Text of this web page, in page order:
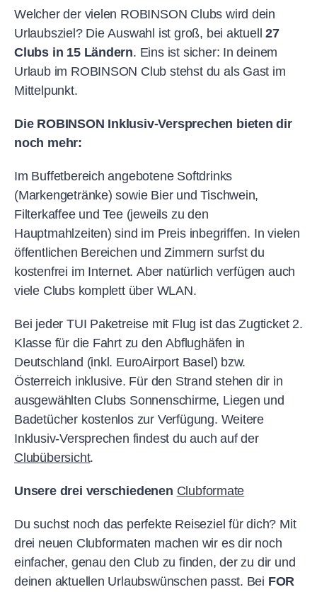
Welcher der vielen ROBINSON Clubs wird dein
Urlaubsziel? Die Auswahl ist groß, bei aktuell27
Clubs in 15 Ländern. Eins ist sicher: In deinem
Urlaub im ROBINSON Club stehst du als Gast im
Mittelpunkt.
Die ROBINSON Inklusiv-Versprechen bieten dir
noch mehr:
Im Buffetbereich angebotene Softdrinks
(Markengetränke) sowie Bier und Tischwein,
Filterkaffee und Tee (jeweils zu den
Hauptmahlzeiten) sind im Preis inbegriffen. In vielen
öffentlichen Bereichen und Zimmern surfst du
kostenfrei im Internet. Aber natürlich verfügen auch
viele Clubs komplett über WLAN.
Bei jeder TUI Paketreise mit Flug ist das Zugticket 2.
Klasse für die Fahrt zu den Abflughäfen in
Deutschland (inkl. EuroAirport Basel) bzw.
Österreich inklusive. Für den Strand stehen dir in
ausgewählten Clubs Sonnenschirme, Liegen und
Badetücher kostenlos zur Verfügung. Weitere
Inklusiv-Versprechen findest du auch auf der
Clubübersicht.
Unsere drei verschiedenen Clubformate
Du suchst noch das perfekte Reiseziel für dich? Mit
drei neuen Clubformaten machen wir es dir noch
einfacher, genau den Club zu finden, der zu dir und
deinen aktuellen Urlaubswünschen passt. Bei FOR